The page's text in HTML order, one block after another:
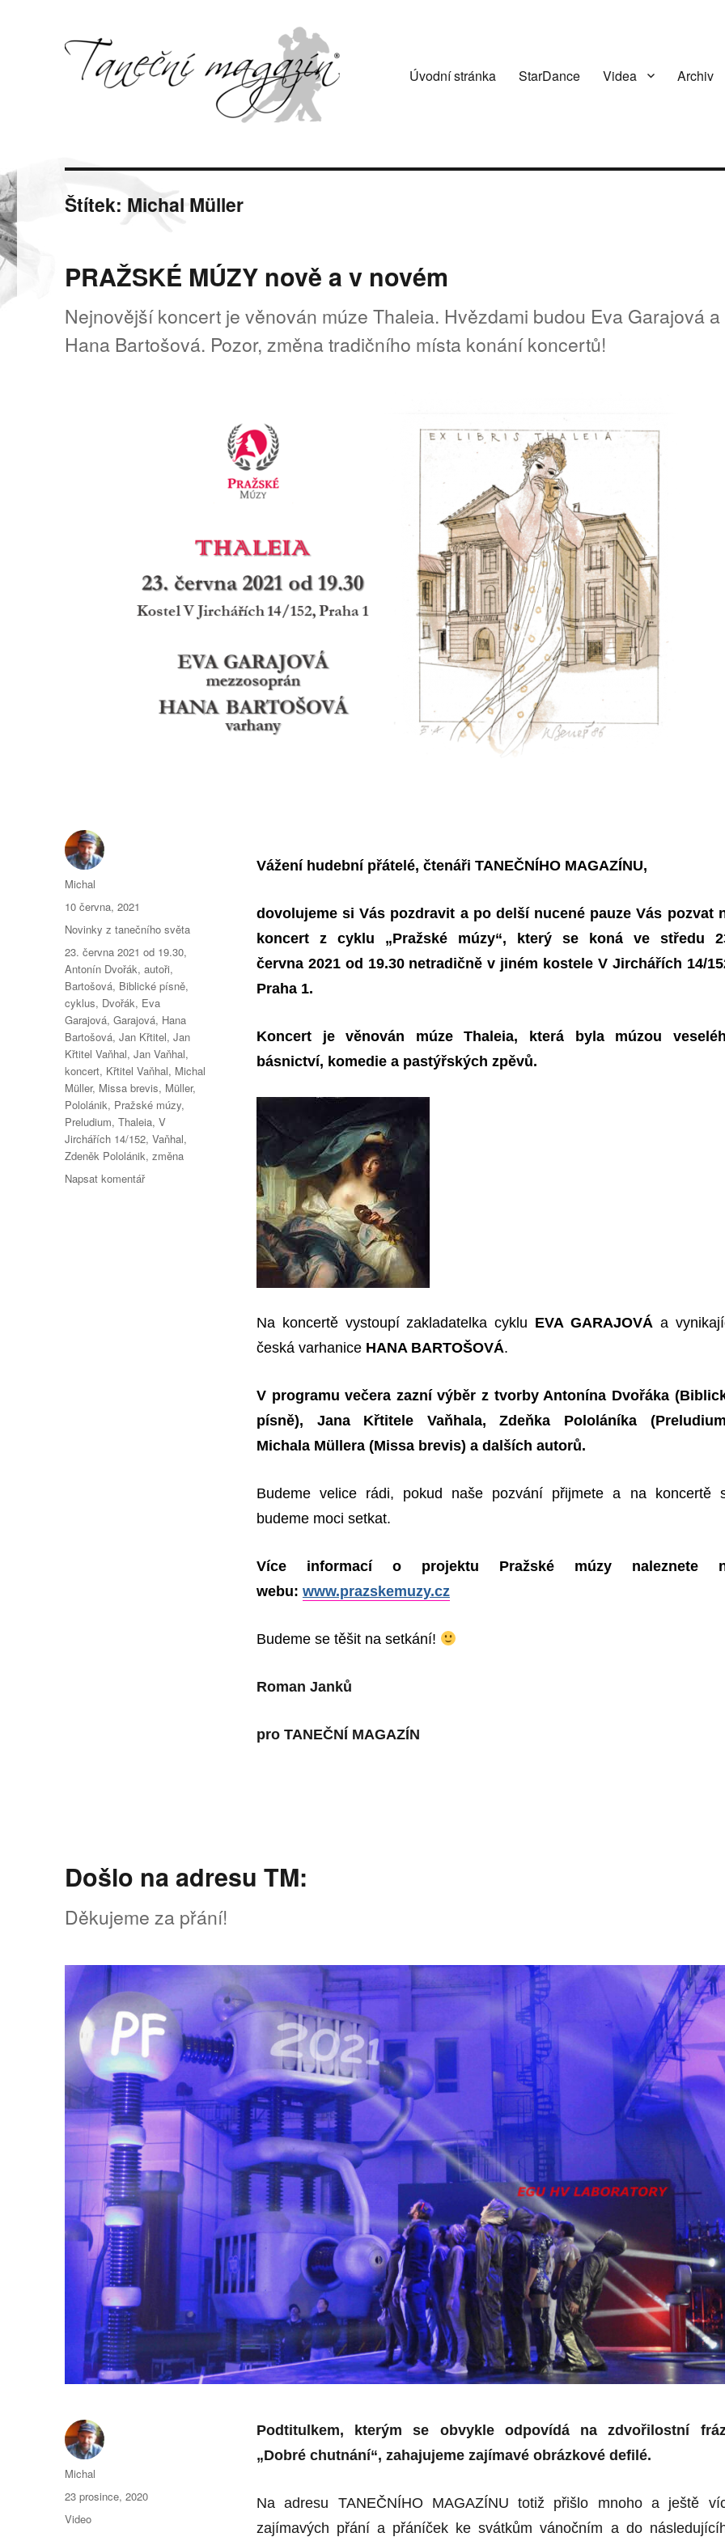
Úvodní stránka StarDance Videa Archiv
Štítek: Michal Müller
PRAŽSKÉ MÚZY nově a v novém
Nejnovější koncert je věnován múze Thaleia. Hvězdami budou Eva Garajová a
Hana Bartošová. Pozor, změna tradičního místa konání koncertů!
Vážení hudební přátelé, čtenáři TANEČNÍHO MAGAZÍNU,
dovolujeme si Vás pozdravit a po delší nucené pauze Vás pozvat
koncert z cyklu „Pražské múzy“, který se koná ve středu
června 2021od 19.30 netradičněv jiném kostele V Jirchářích 14/
Praha 1.
Koncert je věnován múzeThaleia, která byla múzou
básnictví, komedie a pastýřských zpěvů.
Na koncertě vystoupí zakladatelka cyklu EVA GARAJOVÁ a
česká varhanice HANA BARTOŠOVÁ.
V programu večera zazní výběr z tvorby Antonína Dvořáka
písně), Jana Křtitele Vaňhala, Zdeňka Pololáníka
Michala Müllera (Missa brevis) a dalších autorů.
Budeme velice rádi, pokud naše pozvání přijmete a na koncertě
budeme moci setkat.
Více informací o projektu Pražské múzynaleznete
webu: www.prazskemuzy.cz
Budeme se těšit na setkání!
Roman Janků
pro TANEČNÍ MAGAZÍN
Autor:
Michal
Publikováno:
10 června, 2021
Rubriky:
Novinky z tanečního světa
Štítky:
23. června 2021 od 19.30,
Antonín Dvořák,autoři,
Bartošová, Biblické písně,
cyklus, Dvořák, Eva
Garajová,Garajová, Hana
Bartošová,Jan Křtitel,Jan
Křtitel Vaňhal,Jan Vaňhal,
koncert, Křtitel Vaňhal, Michal
Müller, Missa brevis, Müller,
Pololánik, Pražské múzy,
Preludium,Thaleia,V
Jirchářích 14/152,Vaňhal,
Zdeněk Pololánik,změna
Napsat komentářpro
Došlo na adresu TM:
Děkujeme za přání!
Podtitulkem, kterým se obvykle odpovídá na zdvořilostní
„Dobré chutnání“, zahajujeme zajímavé obrázkové defilé.
Na adresu TANEČNÍHO MAGAZÍNU totiž přišlo mnoho a ještě
zajímavých přání a přáníček ke svátkům vánočním a do
Autor:
Michal
Publikováno:
23 prosince, 2020
Formát:
Video